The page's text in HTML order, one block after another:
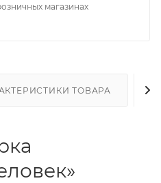
магазинах
ТОВАРА